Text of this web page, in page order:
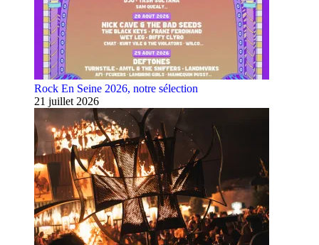
Rock En Seine 2026, notre sélection
21 juillet 2026